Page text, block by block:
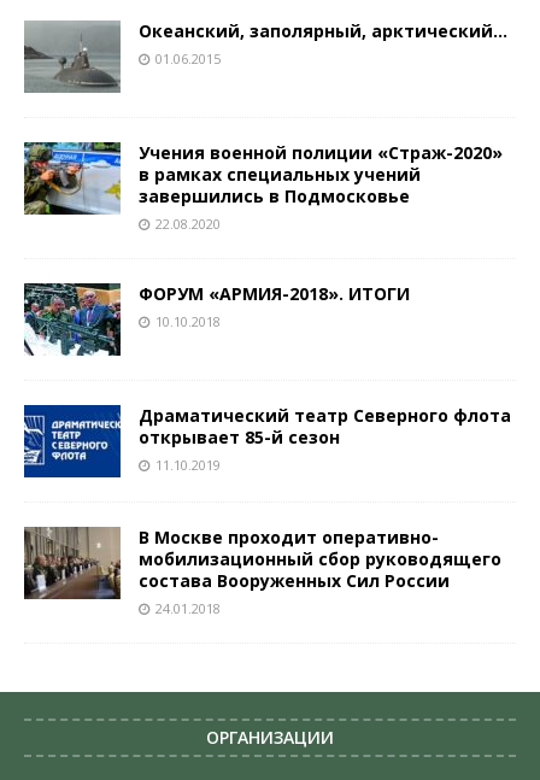
Океанский, заполярный, арктический…
01.06.2015
Учения военной полиции «Страж-2020»
в рамках специальных учений
завершились в Подмосковье
22.08.2020
ФОРУМ «АРМИЯ-2018». ИТОГИ
10.10.2018
Драматический театр Северного флота
открывает 85-й сезон
11.10.2019
В Москве проходит оперативно-
мобилизационный сбор руководящего
состава Вооруженных Сил России
24.01.2018
ОРГАНИЗАЦИИ